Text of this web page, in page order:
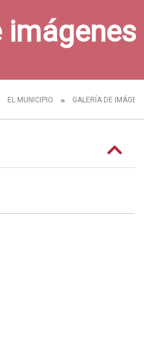
imágenes
EL MUNICIPIO GALERÍA DE